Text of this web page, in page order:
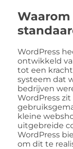
Waarom
WordPress
ontwikkeld
tot een
systeem dat
bedrijven
WordPress
kleine
uitgebreide
WordPress
om dit te